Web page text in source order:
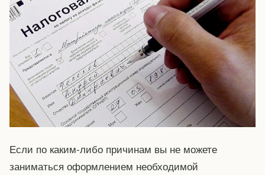
Если по каким-либо причинам вы не можете
заниматься оформлением необходимой